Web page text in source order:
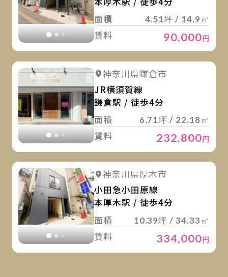
面積
4.51坪 / 14.9㎡
賃料 90,000 円
詳細を見る
神奈川県鎌倉市
JR横須賀線
鎌倉駅 / 徒歩4分
面積
6.71坪 / 22.18㎡
賃料 232,800円
詳細を見る
神奈川県厚木市
小田急小田原線
本厚木駅 / 徒歩4分
面積
10.39坪 / 34.33㎡
賃料 334,000円